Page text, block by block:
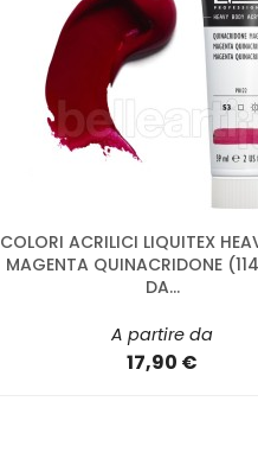
COLORI ACRILICI LIQUITEX
MAGENTA QUINACRIDONE
DA...
A partire da
17,90 €